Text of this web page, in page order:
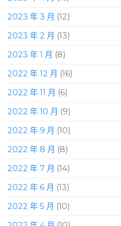
2023 年 3 月 (12)
2023 年 2 月 (13)
2023 年 1 月 (8)
2022 年 12 月 (16)
2022 年 11 月 (6)
2022 年 10 月 (9)
2022 年 9 月 (10)
2022 年 8 月 (8)
2022 年 7 月 (14)
2022 年 6 月 (13)
2022 年 5 月 (10)